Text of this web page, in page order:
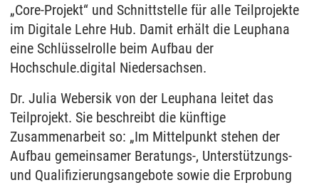
„Core-Projekt“ und Schnittstelle für alle Teilprojekte
im Digitale Lehre Hub. Damit erhält die Leuphana
eine Schlüsselrolle beim Aufbau der
Hochschule.digital Niedersachsen.
Dr. Julia Webersik von der Leuphana leitet das
Teilprojekt. Sie beschreibt die künftige
Zusammenarbeit so: „Im Mittelpunkt stehen der
Aufbau gemeinsamer Beratungs-, Unterstützungs-
und Qualifizierungsangebote sowie die Erprobung